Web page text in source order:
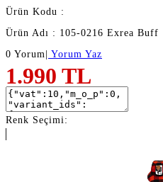
Ürün Kodu :
Ürün Adı : 105-0216 Exrea Buff
0 Yorum | Yorum Yaz
1.990 TL
Renk Seçimi: